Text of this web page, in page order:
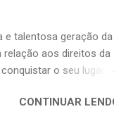
de tradução direta do
e talentosa geração da
aos direitos da
o seu lugar e
em um lugar melhor
CONTINUAR